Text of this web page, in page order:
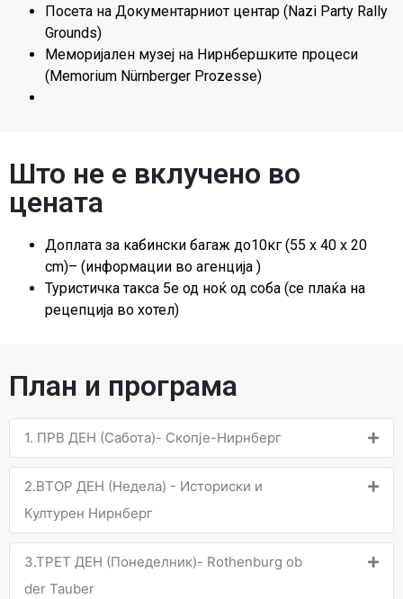
Посета на Документарниот центар (Nazi Party Rally
Grounds)
Меморијален музеј на Нирнбершките процеси
(Memorium Nürnberger Prozesse)
Што не е вклучено во
цената
Доплата за кабински багаж до10кг (55 x 40 x 20
cm)– (информации во агенција )
Туристичка такса 5е од ноќ од соба (се плаќа на
рецепција во хотел)
План и програма
1. ПРВ ДЕН (Сабота)- Скопје-Нирнберг
2.ВТОР ДЕН (Недела) - Историски и
Културен Нирнберг
3.ТРЕТ ДЕН (Понеделник)- Rothenburg ob
der Tauber